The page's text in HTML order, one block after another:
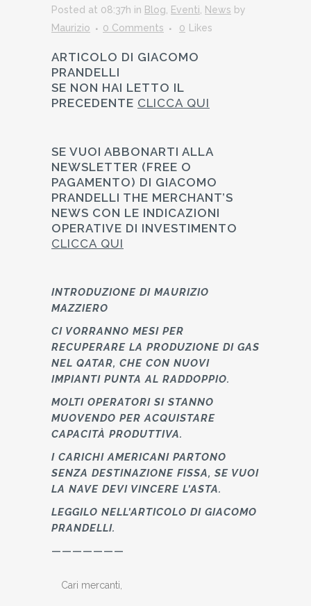
Posted at 08:37h in Blog Eventi News by
Maurizio
0 Comments 0 Likes
ARTICOLO DI GIACOMO
PRANDELLI
SE NON HAI LETTO IL
PRECEDENTE CLICCA QUI
SE VUOI ABBONARTI ALLA
NEWSLETTER (FREE O
PAGAMENTO) DI GIACOMO
PRANDELLI THE MERCHANT’S
NEWS CON LE INDICAZIONI
OPERATIVE DI INVESTIMENTO
CLICCA QUI
INTRODUZIONE DI MAURIZIO
MAZZIERO
CI VORRANNO MESI PER
RECUPERARE LA PRODUZIONE DI GAS
NEL QATAR, CHE CON NUOVI
IMPIANTI PUNTA AL RADDOPPIO.
MOLTI OPERATORI SI STANNO
MUOVENDO PER ACQUISTARE
CAPACITÀ PRODUTTIVA.
I CARICHI AMERICANI PARTONO
SENZA DESTINAZIONE FISSA, SE VUOI
LA NAVE DEVI VINCERE L’ASTA.
LEGGILO NELL’ARTICOLO DI GIACOMO
PRANDELLI.
———————
Cari mercanti,